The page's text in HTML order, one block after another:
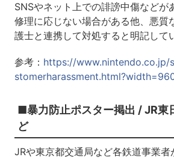
SNSやネット上での誹謗中傷などが
修理に応じない場合がある他、悪質
護士と連携して対処すると明記して
参考： https://
■暴力防止ポスター掲出 / JR東
ど
JRや東京都交通局など各鉄道事業